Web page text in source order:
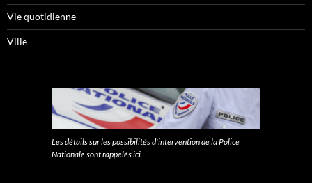
Vie quotidienne
Ville
Les détails sur les possibilités d'intervention de la Police
Nationale sont rappelés ici..